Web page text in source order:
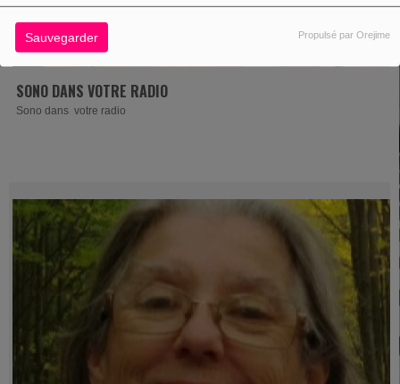
Sauvegarder Propulsé par Orejime
SONO DANS VOTRE RADIO
Sono dans votre radio